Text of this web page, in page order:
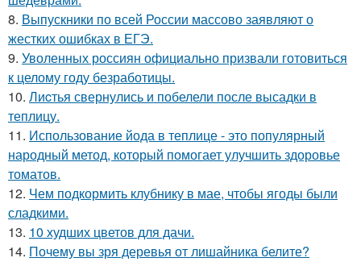
8. Выпускники по всей России массово заявляют о
жестких ошибках в ЕГЭ.
9. Уволенных россиян официально призвали готовиться
к целому году безработицы.
10. Лиcтья свернулись и побелели после высадки в
теплицу.
11. Использование йода в теплице - это популярный
народный метод, который помогает улучшить здоровье
томатов.
12. Чем подкормить клубнику в мае, чтобы ягоды были
сладкими.
13. 10 худших цветов для дачи.
14. Почему вы зря деревья от лишайника белите?